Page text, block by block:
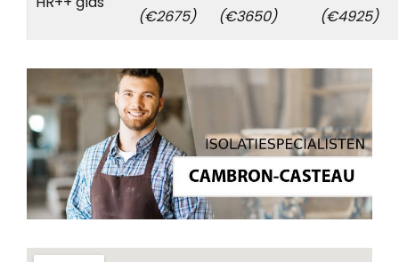
(€2675) (€3650) (€4925)